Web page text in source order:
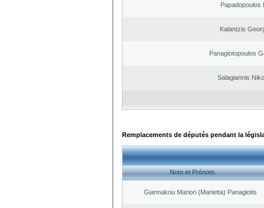
Papadopoulos
Kalantzis
Panagiotopoulos
Salagiannis
Remplacements de députés pendant la
Nom et Prénom
Giannakou Mariori (Marietta) Panagiotis